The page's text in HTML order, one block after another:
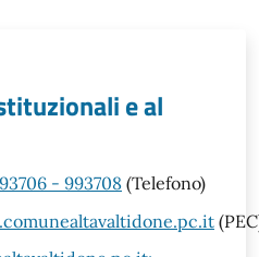
e al
- 993708 (Telefono)